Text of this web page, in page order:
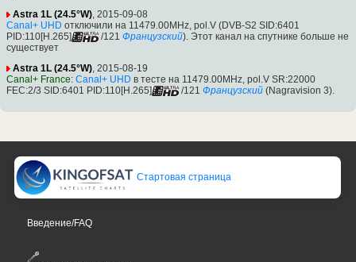
Astra 1L (24.5°W), 2015-09-08
Canal+ UHD отключили на 11479.00MHz, pol.V (DVB-S2 SID:6401
PID:110[H.265]
/121 Французский). Этот канал на спутнике больше не
существует
Astra 1L (24.5°W), 2015-08-19
Canal+ France: Canal+ UHD в тесте на 11479.00MHz, pol.V SR:22000
FEC:2/3 SID:6401 PID:110[H.265]
/121 Французский (Nagravision 3).
Стартовая страница
Введение/FAQ